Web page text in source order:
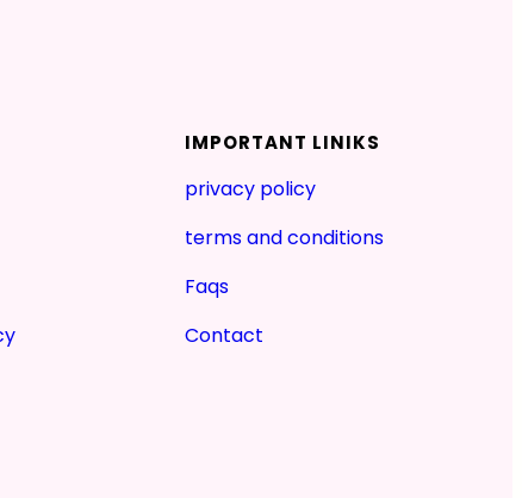
IMPORTANT LINIKS
privacy policy
terms and conditions
Faqs
Contact